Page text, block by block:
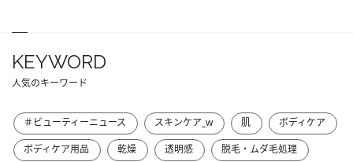
KEYWORD
人気のキーワード
＃ビューティーニュース スキンケア_w 肌
ボディケア
ボディケア用品
乾燥 透明感
脱毛・ムダ毛処理